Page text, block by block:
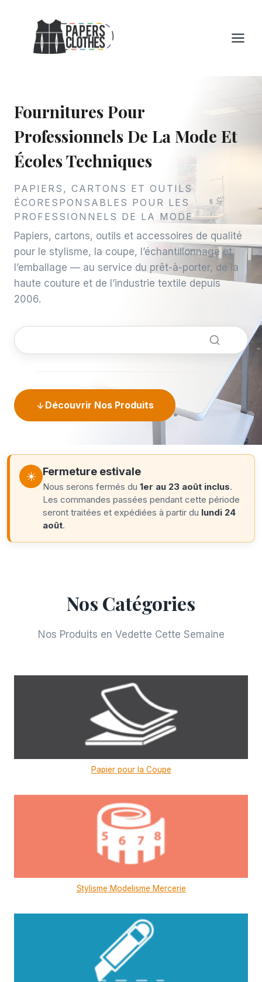
contenu
Fournitures Pour
Professionnels De La Mode Et
Écoles Techniques
PAPIERS, CARTONS ET OUTILS
ÉCORESPONSABLES POUR LES
PROFESSIONNELS DE LA MODE
Papiers, cartons, outils et accessoires de qualité
pour le stylisme, la coupe, l’échantillonnage et
l’emballage — au service du prêt-à-porter, de la
haute couture et de l’industrie textile depuis
2006.
Découvrir Nos Produits
☀ Fermeture estivale
Nous serons fermés du 1er au 23 août inclus.
Les commandes passées pendant cette période
seront traitées et expédiées à partir du lundi 24
août.
Nos Catégories
Nos Produits en Vedette Cette Semaine
Papier pour la Coupe
Stylisme Modelisme Mercerie